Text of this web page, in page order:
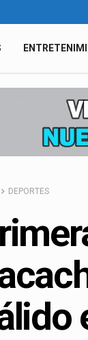
DEPORTES